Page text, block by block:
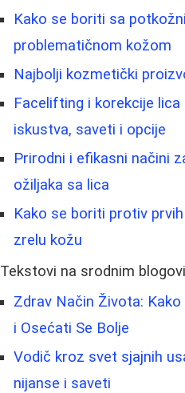
Kako se boriti sa
problematičnom kožom
Najbolji kozmetički
Facelifting i korekcije lica
iskustva, saveti i opcije
Prirodni i efikasni načini
ožiljaka sa lica
Kako se boriti protiv
zrelu kožu
Tekstovi na srodnim
Zdrav Način Života:
i Osećati Se Bolje
Vodič kroz svet sjajnih
nijanse i saveti